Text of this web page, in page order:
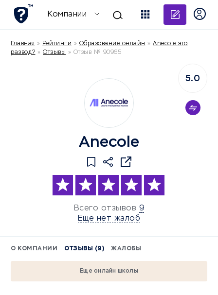
Компании
Главная » Рейтинги » Образование онлайн » Anecole это
развод? » Отзывы » Отзыв № 90965
Anecole
Всего отзывов 9
Еще нет жалоб
5.0
О КОМПАНИИ ОТЗЫВЫ (9) ЖАЛОБЫ
Еще онлайн школы